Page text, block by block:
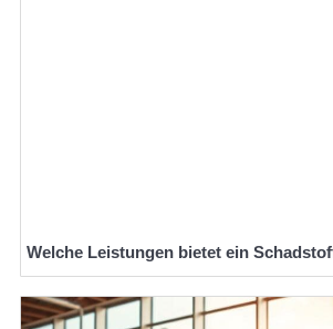
Welche Leistungen bietet ein